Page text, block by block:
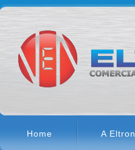
Home A Eltron